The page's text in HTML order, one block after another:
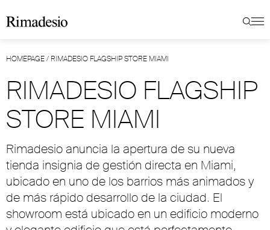
HOMEPAGE/ RIMADESIO FLAGSHIP STORE MIAMI
RIMADESIO FLAGSHIP
STORE MIAMI
Rimadesio anuncia la apertura de su nueva
tienda insignia de gestión directa en Miami,
ubicado en uno de los barrios más animados y
de más rápido desarrollo de la ciudad. El
showroom está ubicado en un edificio moderno